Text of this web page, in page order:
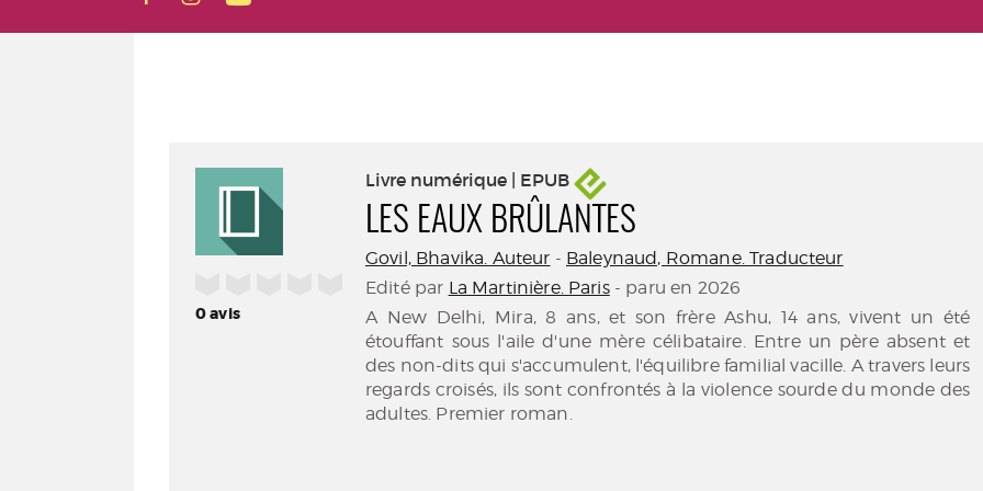
0avis
Livre numérique | EPUB
LES EAUX BRÛLANTES
Govil, Bhavika. Auteur - Baleynaud, Romane. Traducteur
Edité par La Martinière. Paris- paru en 2026
A New Delhi, Mira, 8 ans, et son frère Ashu, 14 ans, vivent un été
étouffant sous l'aile d'une mère célibataire. Entre un père absent et
des non-dits qui s'accumulent, l'équilibre familial vacille. A travers leurs
regards croisés, ils sont confrontés à la violence sourde du monde des
adultes. Premier roman.